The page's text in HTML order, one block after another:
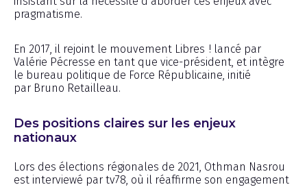
pragmatisme.
En 2017, il rejoint le mouvement Libres ! lancé par
Valérie Pécresse en tant que vice-président, et intègre
le bureau politique de Force Républicaine, initié
par Bruno Retailleau.
Des positions claires sur les enjeux
nationaux
Lors des élections régionales de 2021, Othman Nasrou
est interviewé par tv78, où il réaffirme son engagement